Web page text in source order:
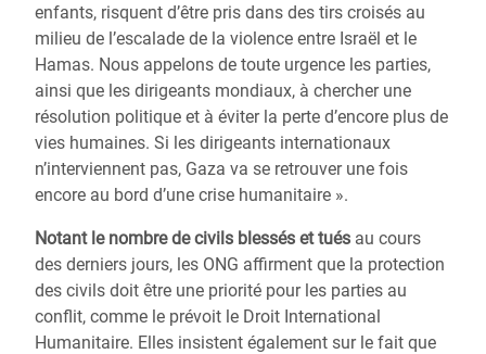
enfants, risquent d’être pris dans des tirs croisés au
milieu de l’escalade de la violence entre Israël et le
Hamas. Nous appelons de toute urgence les parties,
ainsi que les dirigeants mondiaux, à chercher une
résolution politique et à éviter la perte d’encore plus de
vies humaines. Si les dirigeants internationaux
n’interviennent pas, Gaza va se retrouver une fois
encore au bord d’une crise humanitaire ».
Notant le nombre de civils blessés et tués au cours
des derniers jours, les ONG affirment que la protection
des civils doit être une priorité pour les parties au
conflit, comme le prévoit le Droit International
Humanitaire. Elles insistent également sur le fait que